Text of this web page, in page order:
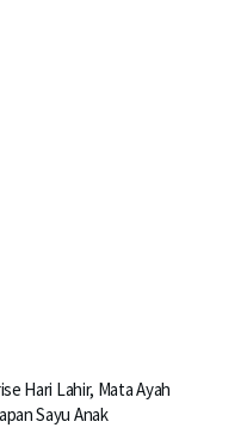
Hari Lahir, Mata Ayah
Sayu Anak